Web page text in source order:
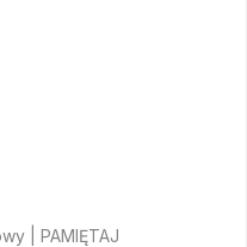
| PAMIĘTAJ